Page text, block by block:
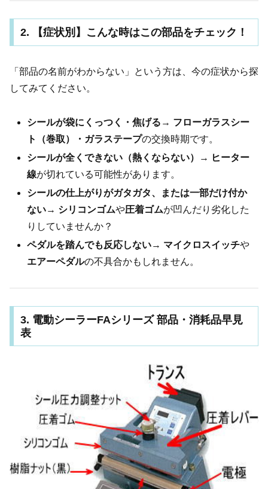
2. 【症状別】こんな時はこの部品をチェック！
「部品の名前がわからない」という方は、今の症状から探
してみてください。
シールが袋にくっつく・焦げる → フローガラスシー
ト（巻取）・ガラステープの交換時期です。
シールが全くできない（熱くならない）
→ ヒーター
線が切れている可能性があります。
シールの仕上がりがガタガタ、または一部だけ付か
ない→ シリコンゴムや圧着ゴムが凹んだり劣化した
りしていませんか？
ペダルを踏んでも反応しない→ マイクロスイッチや
エアーペダルの不具合かもしれません。
3. 電動シーラーFAシリーズ 部品・消耗品早見
表